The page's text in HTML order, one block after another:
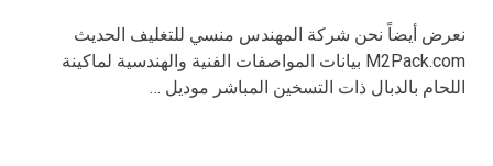
نعرض أيضاً نحن شركة المهندس منسي للتغليف الحديث
M2Pack.com بيانات المواصفات الفنية والهندسية لماكينة
اللحام بالدبال ذات التسخين المباشر موديل …